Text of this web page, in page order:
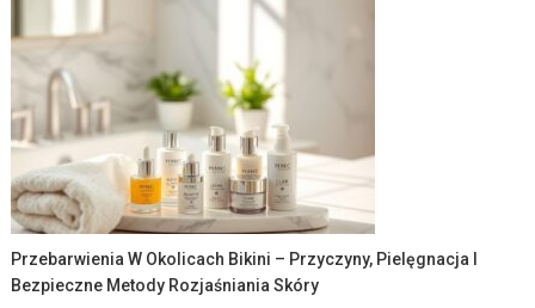
Przebarwienia W Okolicach Bikini – Przyczyny, Pielęgnacja I
Bezpieczne Metody Rozjaśniania Skóry